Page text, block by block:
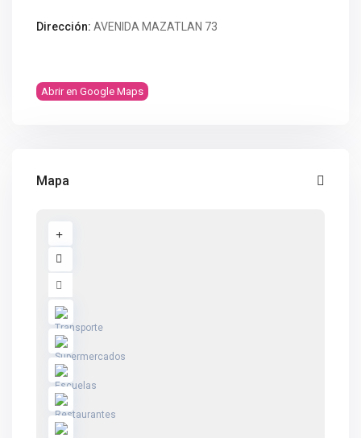
Dirección: AVENIDA MAZATLAN 73
Abrir en Google Maps
Mapa